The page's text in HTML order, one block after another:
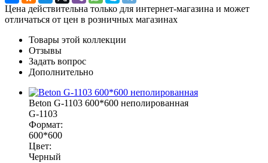
Цена действительна только для интернет-магазина и может
отличаться от цен в розничных магазинах
Товары этой коллекции
Отзывы
Задать вопрос
Дополнительно
Beton G-1103 600*600 неполированная
G-1103
Формат:
600*600
Цвет:
Черный